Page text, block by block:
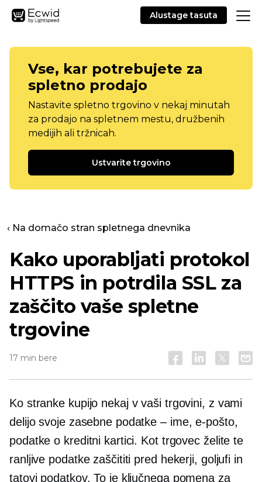
Alustage tasuta
Vse, kar potrebujete za
spletno prodajo
Nastavite spletno trgovino v nekaj minutah
za prodajo na spletnem mestu, družbenih
medijih ali tržnicah.
Ustvarite trgovino
‹ Na domačo stran spletnega dnevnika
Kako uporabljati protokol
HTTPS in potrdila SSL za
zaščito vaše spletne
trgovine
17 min bere
Ko stranke kupijo nekaj v vaši trgovini, z vami
delijo svoje zasebne podatke – ime, e-pošto,
podatke o kreditni kartici. Kot trgovec želite te
ranljive podatke zaščititi pred hekerji, goljufi in
tatovi podatkov. To je ključnega pomena za